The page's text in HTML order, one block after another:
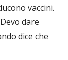
vaccini.
dare
dice che